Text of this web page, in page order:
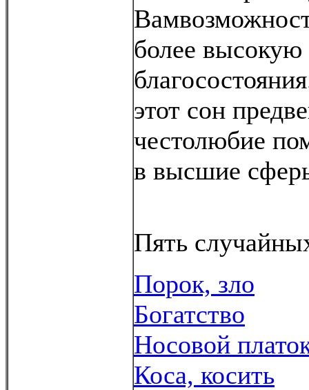
более высокую
этот сон
честолюбие
в высшие
Пять
Порок, зло
Богатство
Носовой
Коса, косить